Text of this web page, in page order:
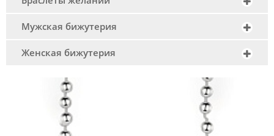
Мужская бижутерия
Женская бижутерия